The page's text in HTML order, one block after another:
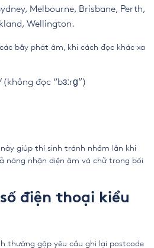
Melbourne, Brisbane, Perth,
Wellington.
bẫy phát âm, khi cách đọc khác xa
(không đọc “bɜːrɡ”)
này giúp thí sinh tránh nhầm lẫn khi
năng nhận diện âm và chữ trong bối
điện thoại kiểu
thường gặp yêu cầu ghi lại postcode